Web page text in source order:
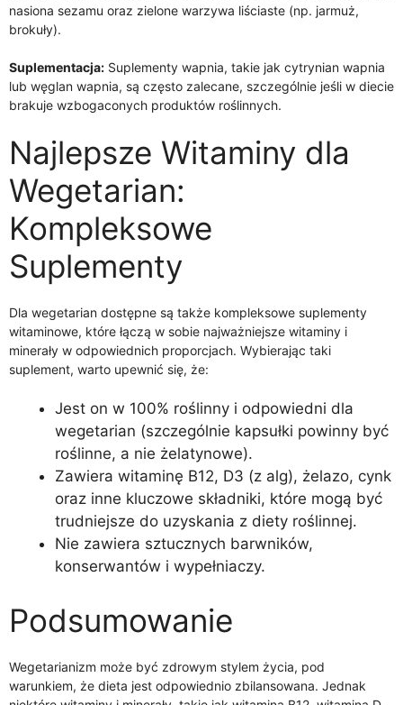
nasiona sezamu oraz zielone warzywa liściaste (np. jarmuż,
brokuły).
Suplementacja: Suplementy wapnia, takie jak cytrynian wapnia
lub węglan wapnia, są często zalecane, szczególnie jeśli w diecie
brakuje wzbogaconych produktów roślinnych.
Najlepsze Witaminy dla
Wegetarian:
Kompleksowe
Suplementy
Dla wegetarian dostępne są także kompleksowe suplementy
witaminowe, które łączą w sobie najważniejsze witaminy i
minerały w odpowiednich proporcjach. Wybierając taki
suplement, warto upewnić się, że:
Jest on w 100% roślinny i odpowiedni dla
wegetarian (szczególnie kapsułki powinny być
roślinne, a nie żelatynowe).
Zawiera witaminę B12, D3 (z alg), żelazo, cynk
oraz inne kluczowe składniki, które mogą być
trudniejsze do uzyskania z diety roślinnej.
Nie zawiera sztucznych barwników,
konserwantów i wypełniaczy.
Podsumowanie
Wegetarianizm może być zdrowym stylem życia, pod
warunkiem, że dieta jest odpowiednio zbilansowana. Jednak